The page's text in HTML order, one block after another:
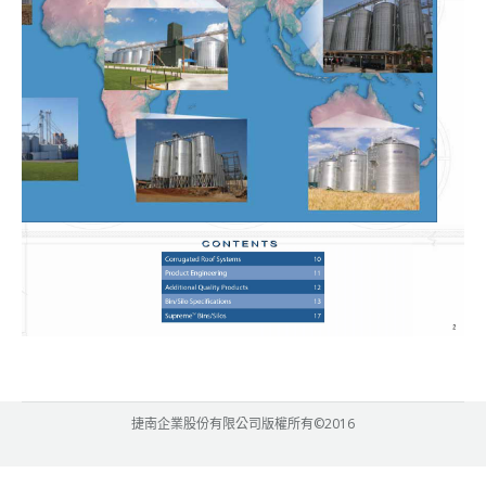
捷南企業股份有限公司版權所有©2016